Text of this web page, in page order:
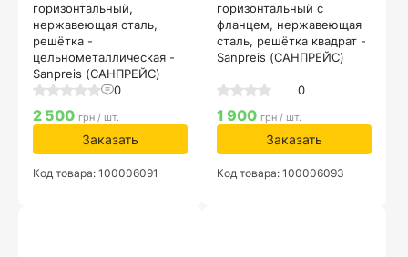
горизонтальный,
нержавеющая сталь,
решётка -
цельнометаллическая -
Sanpreis (САНПРЕЙС)
0
2 500 грн / шт.
Заказать
Код товара: 100006091
горизонтальный с
фланцем, нержавеющая
сталь, решётка квадрат -
Sanpreis (САНПРЕЙС)
0
1 900 грн / шт.
Заказать
Код товара: 100006093